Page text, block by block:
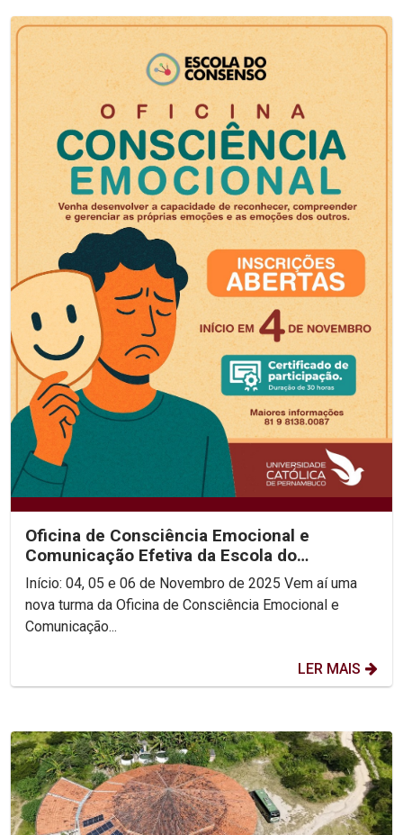
Oficina de Consciência Emocional e
Comunicação Efetiva da Escola do
Consenso!
Início: 04, 05 e 06 de Novembro de 2025 Vem aí uma
nova turma da Oficina de Consciência Emocional e
Comunicação...
LER MAIS